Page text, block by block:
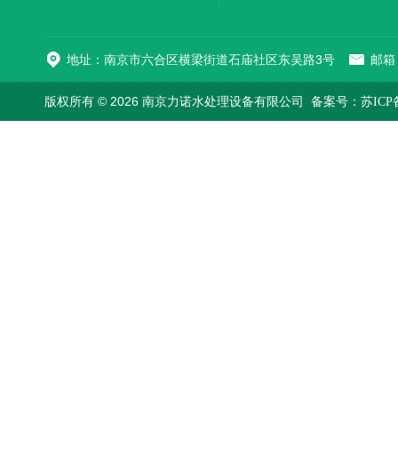
地址：南京市六合区横梁街道石庙社区东吴路3号 邮
版权所有 © 2026 南京力诺水处理设备有限公司 备案号：苏ICP